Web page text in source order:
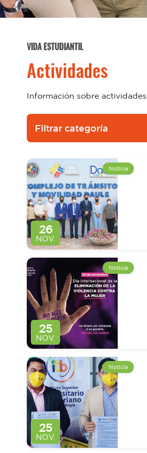
VIDA ESTUDIANTIL
Actividades
Información sobre
Filtrar categoría
26
NOV.
Noticia
25
NOV.
Noticia
25
NOV.
Noticia